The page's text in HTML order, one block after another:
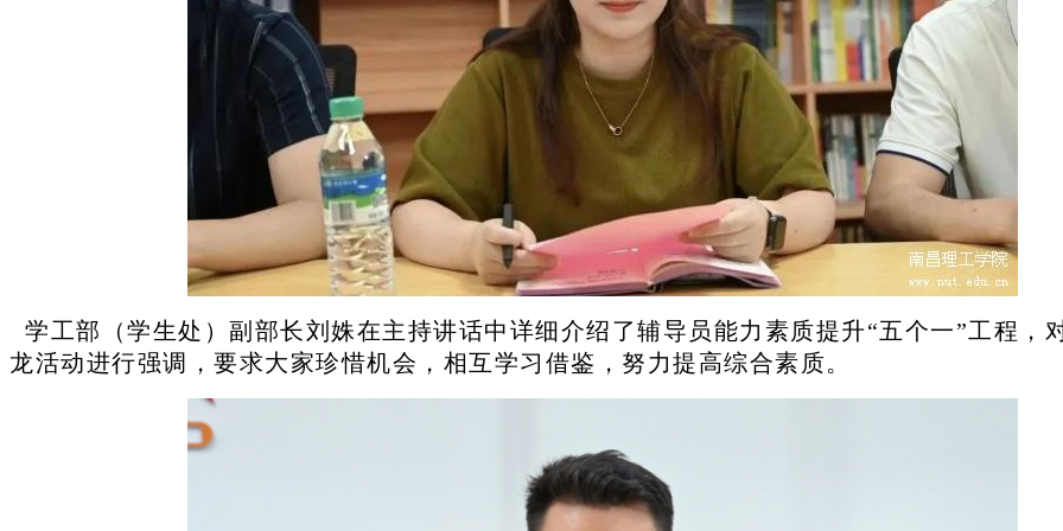
学工部（学生处）副部长刘姝在主持讲话中详细介绍了辅导员能力素质提升“五个一”工程，
龙活动进行强调，要求大家珍惜机会，相互学习借鉴，努力提高综合素质。